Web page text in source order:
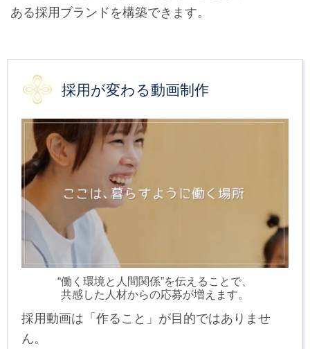
ある採用ブランドを構築できます。
採用が変わる動画制作
“働く環境と人間関係”を伝えることで、
共感した人材からの応募が増えます。
採用動画は「作ること」が目的ではありませ
ん。